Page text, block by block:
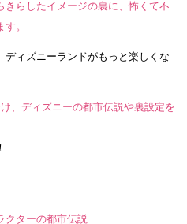
らしたイメージの裏に、怖くて不
。
ィズニーランドがもっと楽しくな
、ディズニーの都市伝説や裏設定を
ターの都市伝説